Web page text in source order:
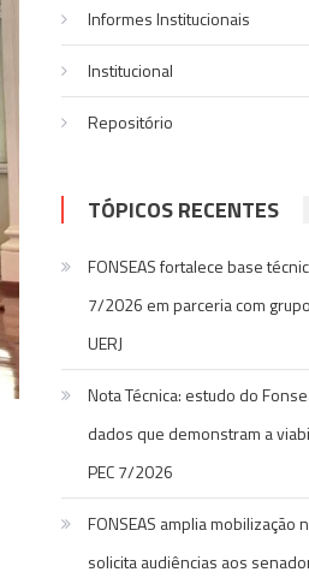
Informes Institucionais
Institucional
Repositório
TÓPICOS RECENTES
FONSEAS fortalece base
7/2026 em parceria com
UERJ
Nota Técnica: estudo do
dados que demonstram a
PEC 7/2026
FONSEAS amplia mobilização
solicita audiências aos